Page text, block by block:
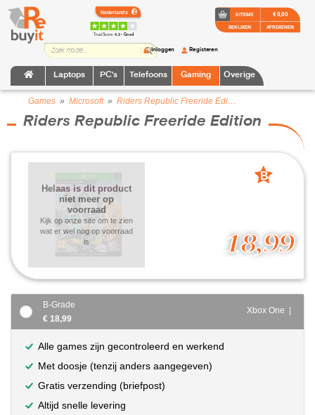
TrustScore:4.2 • Goed
Laptops PC's Telefoons Gaming Overige
Inloggen Registeren
0 ITEMS
BEKIJKEN
€ 0,00
AFREKENEN
Games » Microsoft» Riders Republic Freeride Edition
Riders Republic Freeride Edition
18,99
Helaas is dit product
niet meer op
voorraad
Kijk op onze site om te zien
wat er wel nog op voorraad
is
B
B-Grade
€ 18,99
Xbox One |
Alle games zijn gecontroleerd en werkend
Met doosje (tenzij anders aangegeven)
Gratis verzending (briefpost)
Altijd snelle levering